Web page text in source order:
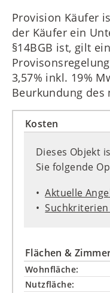
Provision Käufer
der Käufer ein
§14BGB ist, gilt
3,57% inkl. 19%
Beurkundung des
Kosten
Dieses Objekt
Sie folgende
Aktuelle
Flächen &
Wohnfläche:
Nutzfläche: